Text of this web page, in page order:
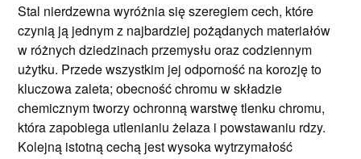
Stal nierdzewna wyróżnia się szeregiem cech, które
czynią ją jednym z najbardziej pożądanych materiałów
w różnych dziedzinach przemysłu oraz codziennym
użytku. Przede wszystkim jej odporność na korozję to
kluczowa zaleta; obecność chromu w składzie
chemicznym tworzy ochronną warstwę tlenku chromu,
która zapobiega utlenianiu żelaza i powstawaniu rdzy.
Kolejną istotną cechą jest wysoka wytrzymałość